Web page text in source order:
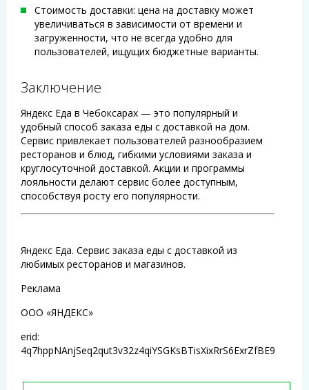
Стоимость доставки: цена на доставку может
увеличиваться в зависимости от времени и
загруженности, что не всегда удобно для
пользователей, ищущих бюджетные варианты.
Заключение
Яндекс Еда в Чебоксарах — это популярный и
удобный способ заказа еды с доставкой на дом.
Сервис привлекает пользователей разнообразием
ресторанов и блюд, гибкими условиями заказа и
круглосуточной доставкой. Акции и программы
лояльности делают сервис более доступным,
способствуя росту его популярности.
Яндекс Еда. Сервис заказа еды с доставкой из
любимых ресторанов и магазинов.
Реклама
ООО «ЯНДЕКС»
erid:
4q7hppNAnjSeq2qut3v32z4qiYSGKsBTisXixRrS6ExrZfBE9